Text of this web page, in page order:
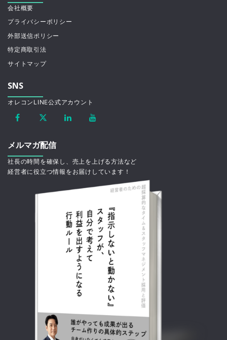
会社概要
プライバシーポリシー
外部送信ポリシー
特定商取引法
サイトマップ
SNS
オレコンLINE公式アカウント
メルマガ配信
社長の時間を確保し、売上を上げる方法など
経営者に役立つ情報をお届けしています！